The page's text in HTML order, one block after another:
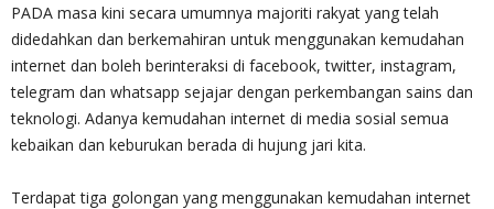
PADA masa kini secara umumnya majoriti rakyat yang telah
didedahkan dan berkemahiran untuk menggunakan kemudahan
internet dan boleh berinteraksi di facebook, twitter, instagram,
telegram dan whatsapp sejajar dengan perkembangan sains dan
teknologi. Adanya kemudahan internet di media sosial semua
kebaikan dan keburukan berada di hujung jari kita.
Terdapat tiga golongan yang menggunakan kemudahan internet